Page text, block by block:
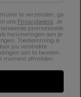
te verzenden, ga
ons Privacybeleid. Je
promotionele
herinneringen aan je
Toestemming is
jou verstrekte
aan te bevelen
moment afmelden.